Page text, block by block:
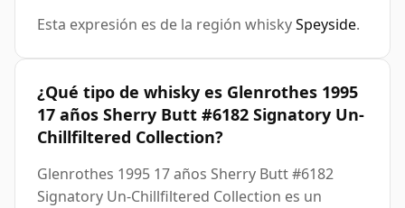
Esta expresión es de la región whiskySpeyside.
¿Qué tipo de whisky es Glenrothes 1995
17 años Sherry Butt #6182 Signatory Un-
Chillfiltered Collection?
Glenrothes 1995 17 años Sherry Butt #6182
Signatory Un-Chillfiltered Collection es un